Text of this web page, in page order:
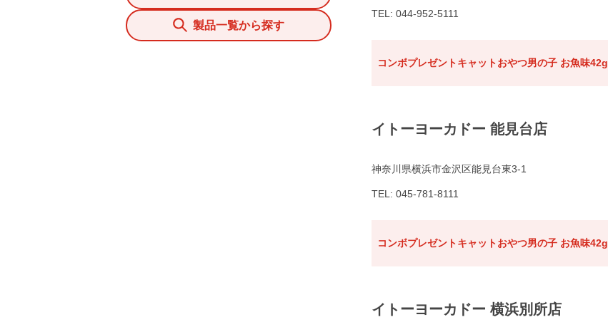
製品一覧から探す
TEL: 044-952-5111
コンボプレゼントキャットおやつ男の子 お魚味42g
イトーヨーカドー 能見台店
神奈川県横浜市金沢区能見台東3-1
TEL: 045-781-8111
コンボプレゼントキャットおやつ男の子 お魚味42g
イトーヨーカドー 横浜別所店